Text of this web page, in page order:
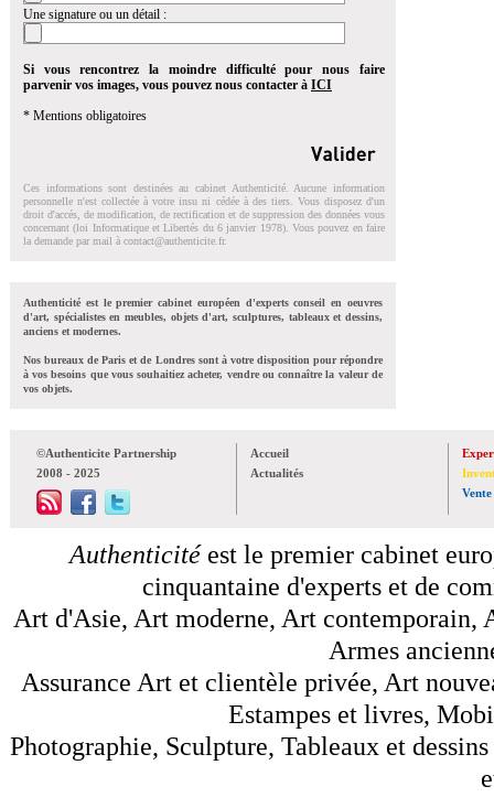
Une signature ou un détail :
Si vous rencontrez la moindre difficulté pour nous faire
parvenir vos images, vous pouvez nous contacter à ICI
* Mentions obligatoires
Ces informations sont destinées au cabinet Authenticité. Aucune information
personnelle n'est collectée à votre insu ni cédée à des tiers. Vous disposez d'un
droit d'accés, de modification, de rectification et de suppression des données vous
concernant (loi Informatique et Libertés du 6 janvier 1978). Vous pouvez en faire
la demande par mail à contact@authenticite.fr.
Authenticité est le premier cabinet européen d'experts conseil en oeuvres
d'art, spécialistes en meubles, objets d'art, sculptures, tableaux et dessins,
anciens et modernes.
Nos bureaux de Paris et de Londres sont à votre disposition pour répondre
à vos besoins que vous souhaitiez acheter, vendre ou connaître la valeur de
vos objets.
©Authenticite Partnership
2008 - 2025
Accueil
Actualités
Vente
Authenticitéest le premier cabinet
cinquantaine d'experts et de
Art d'Asie, Art moderne, Art contemporain,
Armes
Assurance Art et clientèle privée, Art
Estampes et livres,
Photographie, Sculpture, Tableaux et